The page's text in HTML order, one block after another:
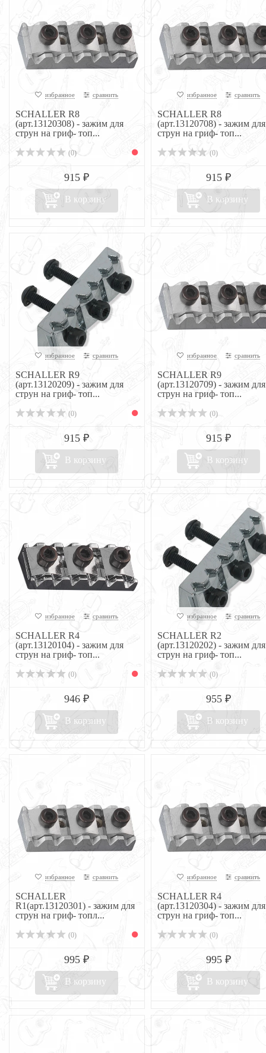
избранное сравнить
SCHALLER R8
(арт.13120308) - зажим для
струн на гриф- топ...
(0)
915 ₽
В корзину
избранное сравнить
SCHALLER R8
(арт.13120708) - зажим для
струн на гриф- топ...
(0)
915 ₽
В корзину
избранное сравнить
SCHALLER R9
(арт.13120209) - зажим для
струн на гриф- топ...
(0)
915 ₽
В корзину
избранное сравнить
SCHALLER R9
(арт.13120709) - зажим для
струн на гриф- топ...
(0)
915 ₽
В корзину
избранное сравнить
SCHALLER R4
(арт.13120104) - зажим для
струн на гриф- топ...
(0)
946 ₽
В корзину
избранное сравнить
SCHALLER R2
(арт.13120202) - зажим для
струн на гриф- топ...
(0)
955 ₽
В корзину
избранное сравнить
SCHALLER
R1(арт.13120301) - зажим для
струн на гриф- топл...
(0)
995 ₽
В корзину
избранное сравнить
SCHALLER R4
(арт.13120304) - зажим для
струн на гриф- топ...
(0)
995 ₽
В корзину